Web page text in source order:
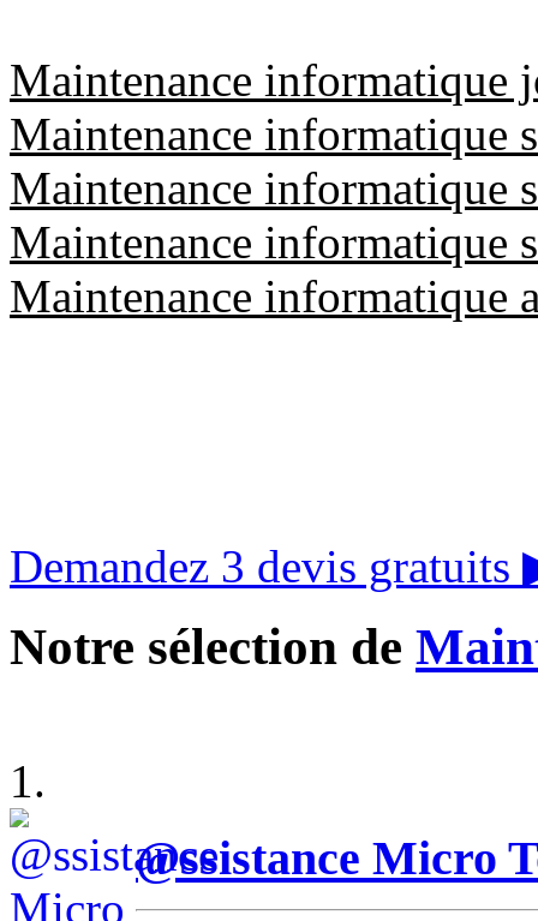
Maintenance informatique
Maintenance informatique
Maintenance informatique
Maintenance informatique
Maintenance informatique
Demandez 3 devis gratuits
Notre sélection de
1.
@ssistance Micro